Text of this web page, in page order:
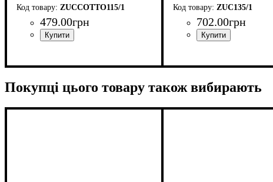
ZUCCOTTO115/1
479.00грн
ZUC135/1
702.00грн
Покупці цього товару також вибирають